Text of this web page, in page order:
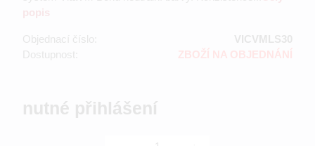
Objednací číslo:
VICVMLS30
Dostupnost:
ZBOŽÍ NA OBJEDNÁNÍ
nutné přihlášení